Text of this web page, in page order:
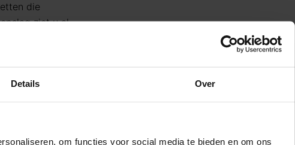
Details Over
om functies voor social media te bieden en om ons
die
ziet u al
manier
Indien u
u een